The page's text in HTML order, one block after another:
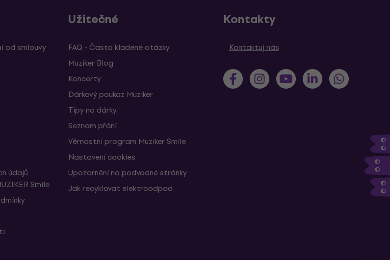
od smlouvy
údajů
Smile
Užitečné
FAQ - Často kladené otázky
Muziker Blog
Koncerty
Dárkový poukaz Muziker
Tipy na dárky
Seznam přání
Věrnostní program Muziker Smile
Nastavení cookies
Upozornění na podvodné stránky
Jak recyklovat elektroodpad
Kontakty
Kontaktuj nás